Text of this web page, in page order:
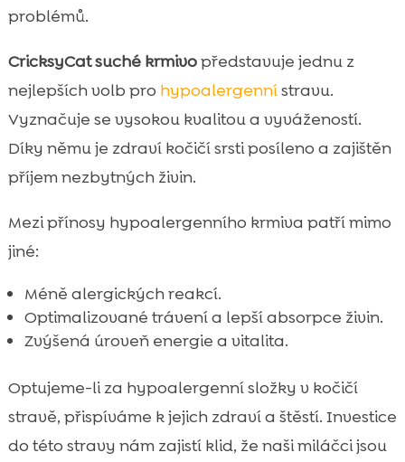
problémů.
CricksyCat suché krmivopředstavuje jednu z
nejlepších volb pro hypoalergennístravu.
Vyznačuje se vysokou kvalitou a vyvážeností.
Díky němu je zdraví kočičí srsti posíleno a zajištěn
příjem nezbytných živin.
Mezi přínosy hypoalergenního krmiva patří mimo
jiné:
Méně alergických reakcí.
Optimalizované trávení a lepší absorpce živin.
Zvýšená úroveň energie a vitalita.
Optujeme-li za hypoalergenní složky v kočičí
stravě, přispíváme k jejich zdraví a štěstí. Investice
do této stravy nám zajistí klid, že naši miláčci jsou